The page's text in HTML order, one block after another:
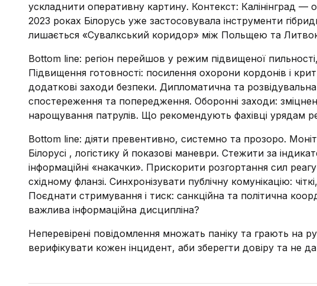
ускладнити оперативну картину. Контекст: Калінінград —
2023 роках Білорусь уже застосовувала інструменти
лишається «Сувалкський коридор» між Польщею та
Bottom line: регіон перейшов у режим підвищеної
Підвищення готовності: посилення охорони кордонів і
додаткові заходи безпеки. Дипломатична та
спостереження та попередження. Оборонні заходи:
нарощування патрулів. Що рекомендують фахівці урядам
Bottom line: діяти превентивно, системно та прозоро.
Білорусі , логістику й показові маневри. Стежити за
інформаційні «накачки». Прискорити розгортання сил
східному фланзі. Синхронізувати публічну комунікацію:
Поєднати стримування і тиск: санкційна та політична
важлива інформаційна дисципліна?
Неперевірені повідомлення множать паніку та грають на
верифікувати кожен інцидент, аби зберегти довіру та не